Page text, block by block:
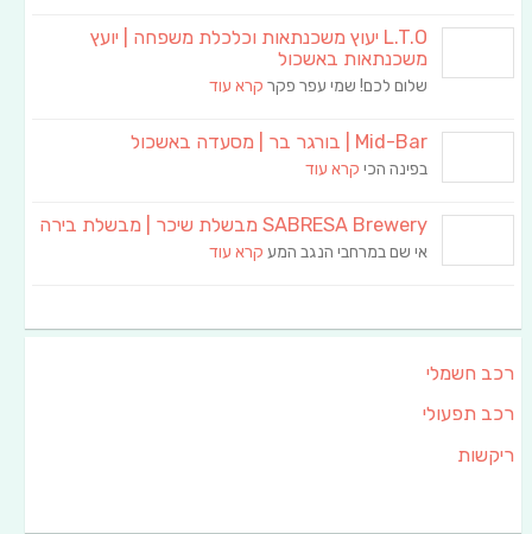
L.T.O יעוץ משכנתאות וכלכלת משפחה | יועץ
משכנתאות באשכול
שלום לכם! שמי עפר פקר קרא עוד
Mid-Bar | בורגר בר | מסעדה באשכול
בפינה הכי קרא עוד
SABRESA Brewery מבשלת שיכר | מבשלת בירה
אי שם במרחבי הנגב המע קרא עוד
רכב חשמלי
רכב תפעולי
ריקשות